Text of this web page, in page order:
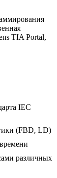
TIA Portal,
IEC
(FBD, LD)
различных